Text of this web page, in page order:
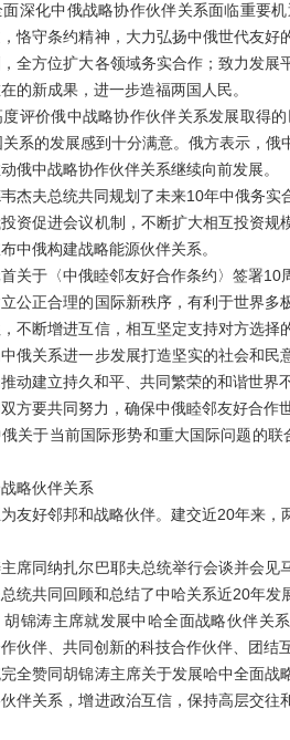
深化中俄战略协作伙伴关系面临重要
恪守条约精神，大力弘扬中俄世代友
全方位扩大各领域务实合作；致力发
的新成果，进一步造福两国人民。
价俄中战略协作伙伴关系发展取得的
系的发展感到十分满意。俄方表示，
俄中战略协作伙伴关系继续向前发展。
夫总统共同规划了未来10年中俄务实
资促进会议机制，不断扩大相互投资
中俄构建战略能源伙伴关系。
于〈中俄睦邻友好合作条约〉签署10
公正合理的国际新秩序，有利于世界
不断增进互信，相互坚定支持对方选
俄关系进一步发展打造坚实的社会和
动建立持久和平、共同繁荣的和谐世
方要共同努力，确保中俄睦邻友好合作
于当前国际形势和重大国际问题的联
略伙伴关系
好邻邦和战略伙伴。建交近20年来，
同纳扎尔巴耶夫总统举行会谈并会见
统共同回顾和总结了中哈关系近20年
锦涛主席就发展中哈全面战略伙伴关
伙伴、共同创新的科技合作伙伴、团结
赞同胡锦涛主席关于发展哈中全面战
伴关系，增进政治互信，保持高层交